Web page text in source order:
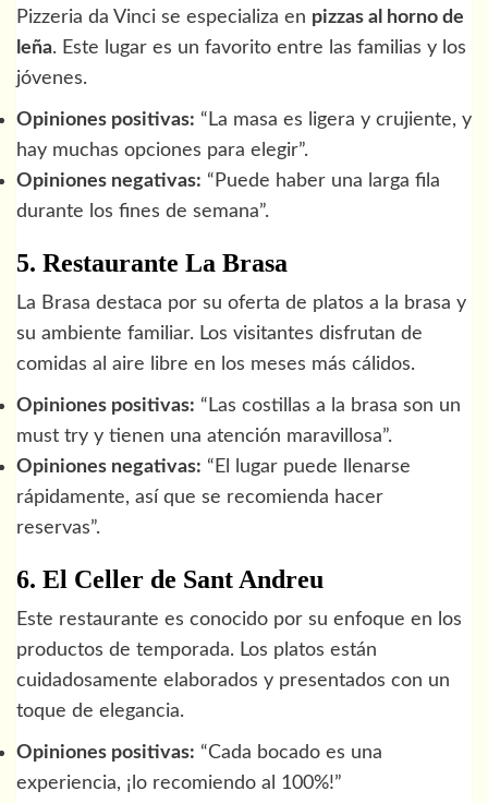
Pizzeria da Vinci se especializa en pizzas al horno de
leña. Este lugar es un favorito entre las familias y los
jóvenes.
Opiniones positivas: “La masa es ligera y crujiente, y
hay muchas opciones para elegir”.
Opiniones negativas: “Puede haber una larga fila
durante los fines de semana”.
5. Restaurante La Brasa
La Brasa destaca por su oferta de platos a la brasa y
su ambiente familiar. Los visitantes disfrutan de
comidas al aire libre en los meses más cálidos.
Opiniones positivas: “Las costillas a la brasa son un
must try y tienen una atención maravillosa”.
Opiniones negativas: “El lugar puede llenarse
rápidamente, así que se recomienda hacer
reservas”.
6. El Celler de Sant Andreu
Este restaurante es conocido por su enfoque en los
productos de temporada. Los platos están
cuidadosamente elaborados y presentados con un
toque de elegancia.
Opiniones positivas: “Cada bocado es una
experiencia, ¡lo recomiendo al 100%!”